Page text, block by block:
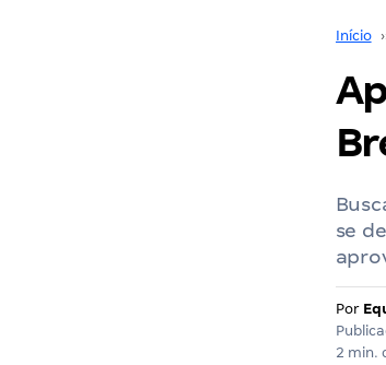
Início
se
Por
2 min.